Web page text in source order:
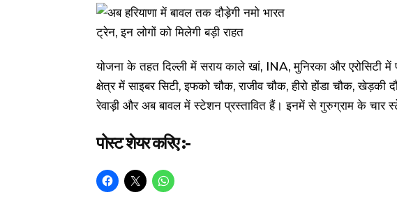
योजना के तहत दिल्ली में सराय काले खां, INA, मुनिरका और एरोसिटी
क्षेत्र में साइबर सिटी, इफको चौक, राजीव चौक, हीरो होंडा चौक, खेड़की
रेवाड़ी और अब बावल में स्टेशन प्रस्तावित हैं। इनमें से गुरुग्राम के चार
पोस्ट शेयर करिए :-